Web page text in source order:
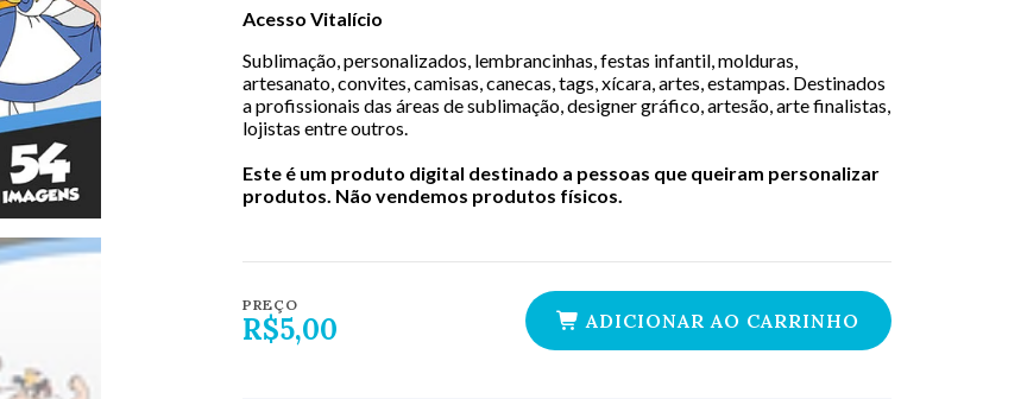
Acesso Vitalício
Sublimação, personalizados, lembrancinhas, festas infantil, molduras,
artesanato, convites, camisas, canecas, tags, xícara, artes, estampas. Destinados
a profissionais das áreas de sublimação, designer gráfico, artesão, arte finalistas,
lojistas entre outros.
Este é um produto digital destinado a pessoas que queiram personalizar
produtos. Não vendemos produtos físicos.
PREÇO
R$5,00 ADICIONAR AO CARRINHO